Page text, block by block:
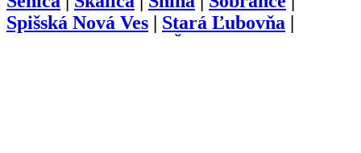
Spišská Nová Ves | Stará Ľubovňa |